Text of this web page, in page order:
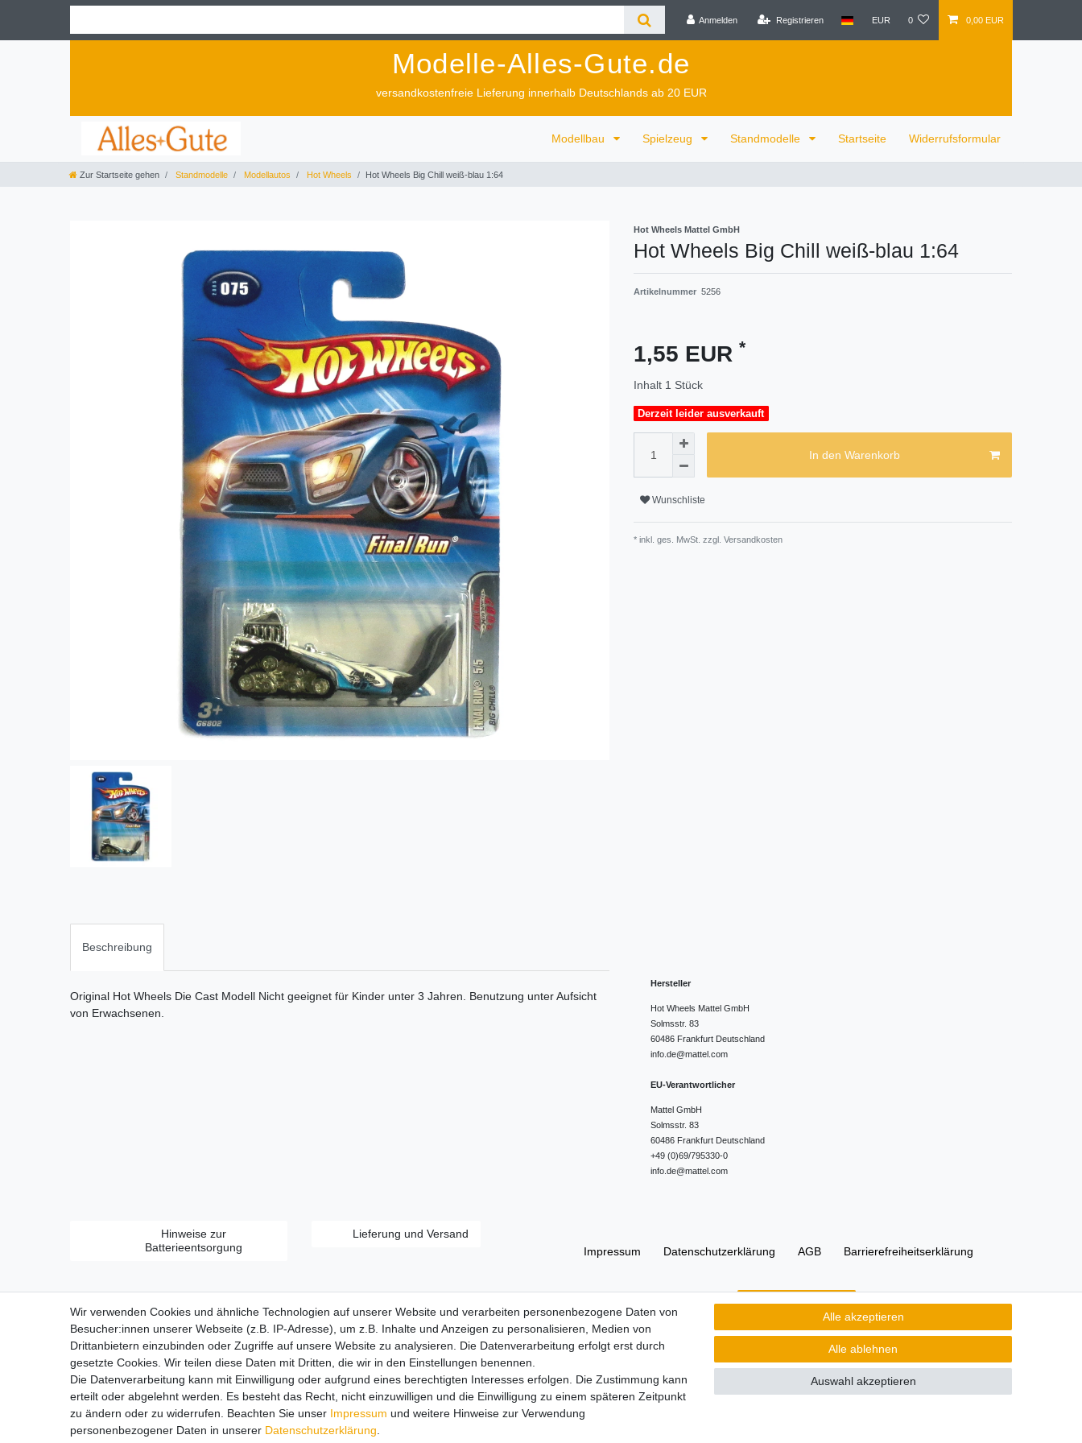
Anmelden Registrieren EUR 0 0,00 EUR
Modelle-Alles-Gute.de
versandkostenfreie Lieferung innerhalb Deutschlands ab 20 EUR
Modellbau Spielzeug Standmodelle Startseite Widerrufsformular
Zur Startseite gehen Standmodelle Modellautos Hot Wheels Hot Wheels Big Chill weiß-blau 1:64
Hot Wheels Mattel GmbH
Hot Wheels Big Chill weiß-blau 1:64
Artikelnummer 5256
1,55 EUR *
Inhalt 1 Stück
Derzeit leider ausverkauft
In den Warenkorb
Wunschliste
* inkl. ges. MwSt. zzgl. Versandkosten
Beschreibung
Original Hot Wheels Die Cast Modell Nicht geeignet für Kinder unter 3 Jahren. Benutzung unter Aufsicht
von Erwachsenen.
Hersteller
Hot Wheels Mattel GmbH
Solmsstr. 83
60486 Frankfurt Deutschland
info.de@mattel.com
EU-Verantwortlicher
Mattel GmbH
Solmsstr. 83
60486 Frankfurt Deutschland
+49 (0)69/795330-0
info.de@mattel.com
Hinweise zur
Batterieentsorgung
Lieferung und Versand
Impressum
Daten­schutz­erklärung AGB Barrierefreiheitserklärung
Widerrufs­recht Vertrag widerrufen Kontakt
Zahlungsarten:
Wir verwenden Cookies und ähnliche Technologien auf unserer Website und verarbeiten personenbezogene Daten von
Besucher:innen unserer Webseite (z.B. IP-Adresse), um z.B. Inhalte und Anzeigen zu personalisieren, Medien von
Drittanbietern einzubinden oder Zugriffe auf unsere Website zu analysieren. Die Datenverarbeitung erfolgt erst durch
gesetzte Cookies. Wir teilen diese Daten mit Dritten, die wir in den Einstellungen benennen.
Die Datenverarbeitung kann mit Einwilligung oder aufgrund eines berechtigten Interesses erfolgen. Die Zustimmung kann
erteilt oder abgelehnt werden. Es besteht das Recht, nicht einzuwilligen und die Einwilligung zu einem späteren Zeitpunkt
zu ändern oder zu widerrufen. Beachten Sie unser Impressum und weitere Hinweise zur Verwendung
personenbezogener Daten in unserer Daten­schutz­erklärung
Alle akzeptieren
Alle ablehnen
Auswahl akzeptieren